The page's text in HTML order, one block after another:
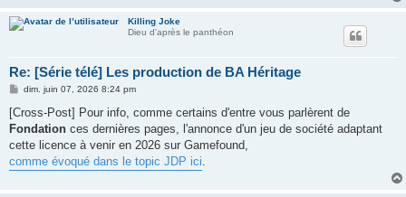
Killing Joke
Dieu d'après le panthéon
Re: [Série télé] Les production de BA Héritage
M
s
a
g
dim. juin 07, 2026 8:24 pm
[Cross-Post] Pour info, comme certains d'entre vous parlèrent de
Fondation ces dernières pages, l'annonce d'un jeu de société adaptant
cette licence à venir en 2026 sur Gamefound,
comme évoqué dans le topic JDP ici.